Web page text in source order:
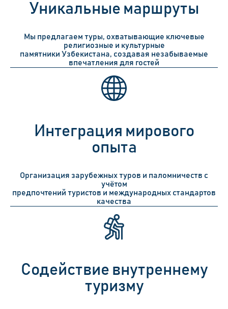
Уникальные маршруты
Мы предлагаем туры, охватывающие ключевые
религиозные и культурные
памятники Узбекистана, создавая незабываемые
впечатления для гостей
Интеграция мирового
опыта
Организация зарубежных туров и паломничеств с
учётом
предпочтений туристов и международных стандартов
качества
Содействие внутреннему
туризму